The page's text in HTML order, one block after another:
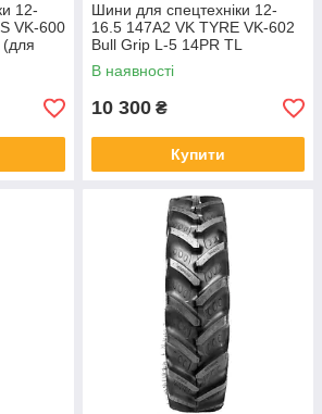
12-
VK-600
(для
Шини для спецтехніки 12-
16.5 147A2 VK TYRE VK-602
Bull Grip L-5 14PR TL
В наявності
10 300 ₴
Купити